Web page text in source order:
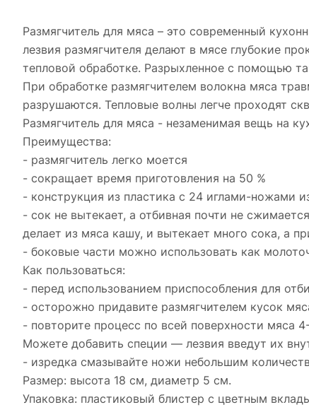
Размягчитель для мяса – это современный
лезвия размягчителя делают в мясе глубокие
тепловой обработке. Разрыхленное с помощью
При обработке размягчителем волокна мяса
разрушаются. Тепловые волны легче проходят
Размягчитель для мяса - незаменимая вещь на
Преимущества:
- размягчитель легко моется
- сокращает время приготовления на 50 %
- конструкция из пластика с 24 иглами-ножами
- сок не вытекает, а отбивная почти не
делает из мяса кашу, и вытекает много сока, а
- боковые части можно использовать как
Как пользоваться:
- перед использованием приспособления для
- осторожно придавите размягчителем кусок
- повторите процесс по всей поверхности мяса
Можете добавить специи — лезвия введут их
- изредка смазывайте ножи небольшим
Размер: высота 18 см, диаметр 5 см.
Упаковка: пластиковый блистер с цветным